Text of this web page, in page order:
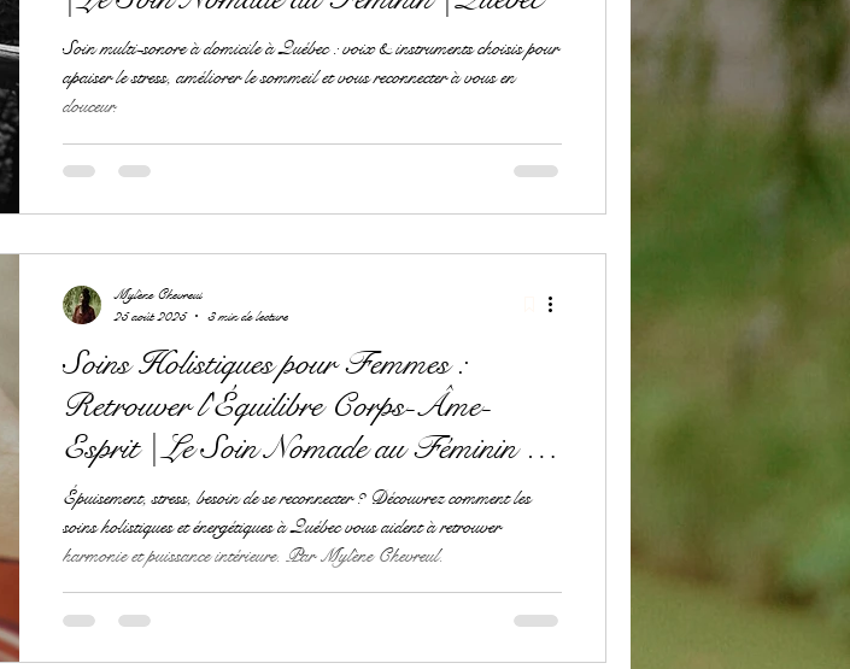
Soin multi-sonore à domicile à Québec : voix & instruments choisis pour
apaiser le stress, améliorer le sommeil et vous reconnecter à vous en
douceur.
Soins Holistiques pour Femmes :
Retrouver l'Équilibre Corps-Âme-
Esprit | Le Soin Nomade au Féminin |
À Québec
Épuisement, stress, besoin de se reconnecter ? Découvrez comment les
soins holistiques et énergétiques à Québec vous aident à retrouver
harmonie et puissance intérieure. Par Mylène Chevreul.
Mylène Chevreul
25 août 2025
3 min de lecture